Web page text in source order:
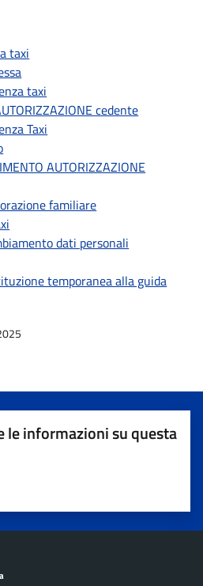
taxi
taxi
cedente
Taxi
AUTORIZZAZIONE
familiare
dati personali
temporanea alla guida
le informazioni su questa
su 5
su 5
5